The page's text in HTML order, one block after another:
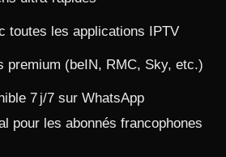
toutes les applications IPTV
premium (beIN, RMC, Sky, etc.)
7 j/7 sur WhatsApp
pour les abonnés francophones